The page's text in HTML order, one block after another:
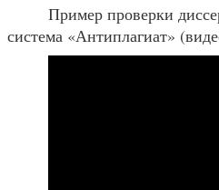
Пример проверки
система «Антиплагиат»